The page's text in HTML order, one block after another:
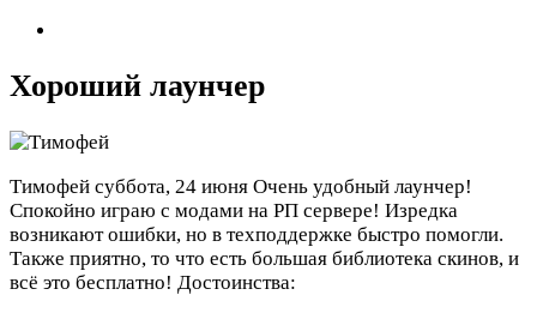
Хороший лаунчер
Тимофей суббота, 24 июня Очень удобный лаунчер!
Спокойно играю с модами на РП сервере! Изредка
возникают ошибки, но в техподдержке быстро помогли.
Также приятно, то что есть большая библиотека скинов, и
всё это бесплатно! Достоинства: